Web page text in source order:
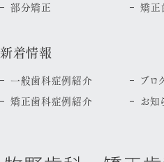
部分矯正
矯正
新着情報
一般歯科症例紹介
矯正歯科症例紹介
ブロ
お知